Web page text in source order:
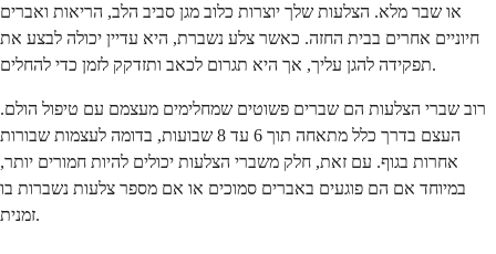
או שבר מלא. הצלעות שלך יוצרות כלוב מגן סביב הלב, הריאות ואברים
חיוניים אחרים בבית החזה. כאשר צלע נשברת, היא עדיין יכולה לבצע את
תפקידה להגן עליך, אך היא תגרום לכאב ותזדקק לזמן כדי להחלים.
רוב שברי הצלעות הם שברים פשוטים שמחלימים מעצמם עם טיפול הולם.
העצם בדרך כלל מתאחה תוך 6 עד 8 שבועות, בדומה לעצמות שבורות
אחרות בגוף. עם זאת, חלק משברי הצלעות יכולים להיות חמורים יותר,
במיוחד אם הם פוגעים באברים סמוכים או אם מספר צלעות נשברות בו
זמנית.